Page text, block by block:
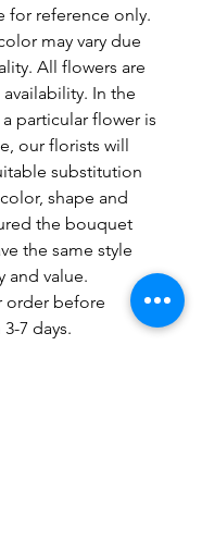
for reference only.
may vary due
All flowers are
In the
particular flower is
our florists will
substitution
shape and
the bouquet
the same style
and value.
order before
7 days.